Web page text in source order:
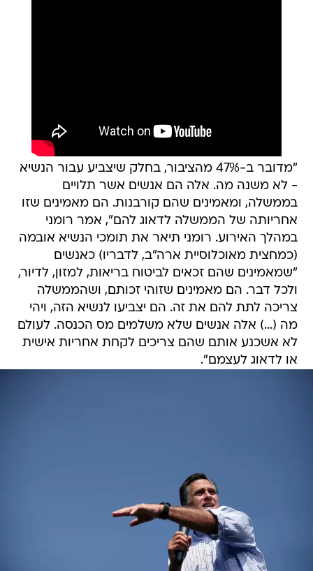
"מדובר ב-47% מהציבור, בחלק שיצביע עבור הנשיא
- לא משנה מה. אלה הם אנשים אשר תלויים
בממשלה, ומאמינים שהם קורבנות. הם מאמינים שזו
אחריותה של הממשלה לדאוג להם", אמר רומני
במהלך האירוע. רומני תיאר את תומכי הנשיא אובמה
(כמחצית מאוכלוסיית ארה"ב, לדבריו) כאנשים
"שמאמינים שהם זכאים לביטוח בריאות, למזון, לדיור,
ולכל דבר. הם מאמינים שזוהי זכותם, ושהממשלה
צריכה לתת להם את זה. הם יצביעו לנשיא הזה, ויהי
מה (...) אלה אנשים שלא משלמים מס הכנסה. לעולם
לא אשכנע אותם שהם צריכים לקחת אחריות אישית
או לדאוג לעצמם".